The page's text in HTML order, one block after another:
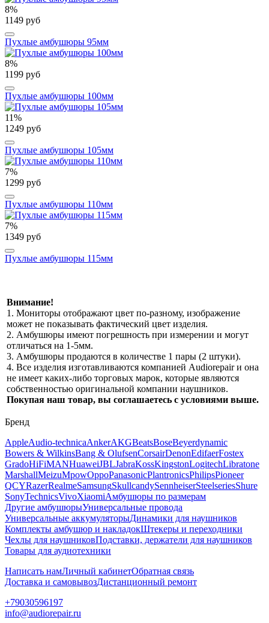
8%
1149 руб
Пухлые амбушюры 95мм
8%
1199 руб
Пухлые амбушюры 100мм
11%
1249 руб
Пухлые амбушюры 105мм
7%
1299 руб
Пухлые амбушюры 110мм
7%
1349 руб
Пухлые амбушюры 115мм
Внимание!
1. Мониторы отображают цвет по-разному, изображение
может не показывать фактический цвет изделия.
2. Амбушюры имеют погрешность при измерении и могут
отличаться на 1-5мм.
3. Амбушюры продаются в количестве 1 пары (2 штуки).
4. Все изделия изготавливаются компанией Audiorepair и она
не имеет каких-либо торговых марок, которые являются
собственностью оригинальной компании наушников.
Покупая наш товар, вы соглашаетесь с условиями выше.
Бренд
AppleAudio-technicaAnkerAKGBeatsBoseBeyerdynamic
Bowers & WilkinsBang & OlufsenCorsairDenonEdifaerFostex
GradoHiFiMANHuaweiJBLJabraKossKingstonLogitechLibratone
MarshallMeizuMpowOppoPanasonicPlantronicsPhilipsPioneer
QCYRazerRealmeSamsungSkullcandySennheiserSteelseriesShure
SonyTechnicsVivoXiaomiАмбушюры по размерам
Другие амбушюрыУниверсальные провода
Универсальные аккумуляторыДинамики для наушников
Комплекты амбушюр и накладокШтекеры и переходники
Чехлы для наушниковПодставки, держатели для наушников
Товары для аудиотехники
Написать намЛичный кабинетОбратная связь
Доставка и самовывозДистанционный ремонт
+79030596197
info@audiorepair.ru